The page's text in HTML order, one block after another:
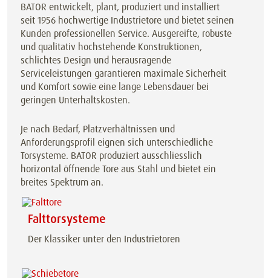
BATOR entwickelt, plant, produziert und installiert
seit 1956 hochwertige Industrietore und bietet seinen
Kunden professionellen Service. Ausgereifte, robuste
und qualitativ hochstehende Konstruktionen,
schlichtes Design und herausragende
Serviceleistungen garantieren maximale Sicherheit
und Komfort sowie eine lange Lebensdauer bei
geringen Unterhaltskosten.
Je nach Bedarf, Platzverhältnissen und
Anforderungsprofil eignen sich unterschiedliche
Torsysteme. BATOR produziert ausschliesslich
horizontal öffnende Tore aus Stahl und bietet ein
breites Spektrum an.
Falttorsysteme
Der Klassiker unter den Industrietoren